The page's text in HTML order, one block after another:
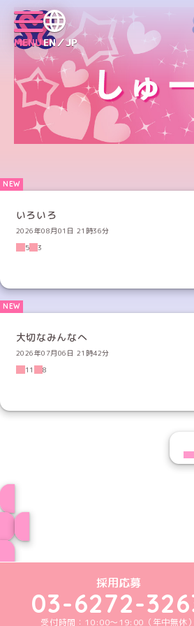
MENUEN／JP
いろいろ
2026年08月01日 21時36分
5
3
大切なみんなへ
2026年07月06日 21時42分
11
8
めい
採用応募
03-6272-
受付時間：10:00～19:00（年中無休）